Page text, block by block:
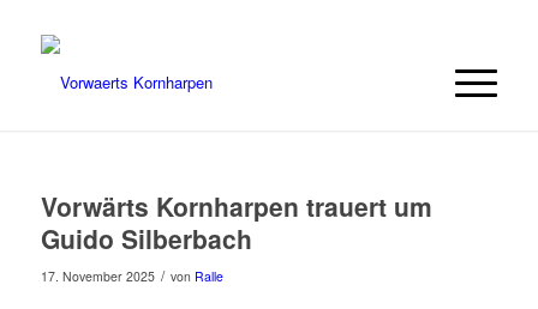
Vorwärts Kornharpen trauert um
Guido Silberbach
17. November 2025 / von Ralle